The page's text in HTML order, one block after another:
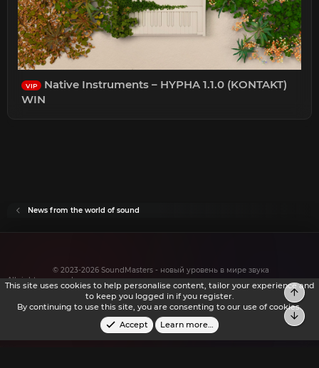
VIP
Native Instruments – HYPHA 1.1.0 (KONTAKT)
WIN
News from the world of sound
© 2023-2026 SoundMasters - новый уровень в мире звука
All rights reserved.
This site uses cookies to help personalise content, tailor your experience and
to keep you logged in if you register.
By continuing to use this site, you are consenting to our use of cookies.
Accept
Learn more…
Top